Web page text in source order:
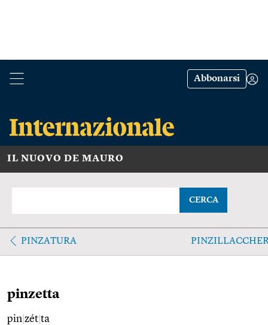
Abbonarsi
IL NUOVO DE MAURO
CERCA
PINZATURA
pinzetta
pin zét ta